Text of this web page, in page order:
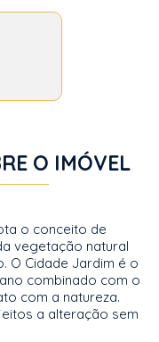
O IMÓVEL
o conceito de
vegetação natural
O Cidade Jardim é o
combinado com o
com a natureza.
a alteração sem